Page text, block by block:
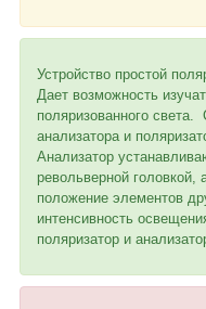
Устройство простой
Дает возможность
поляризованного света.
анализатора и
Анализатор
револьверной головкой,
положение элементов
интенсивность
поляризатор и